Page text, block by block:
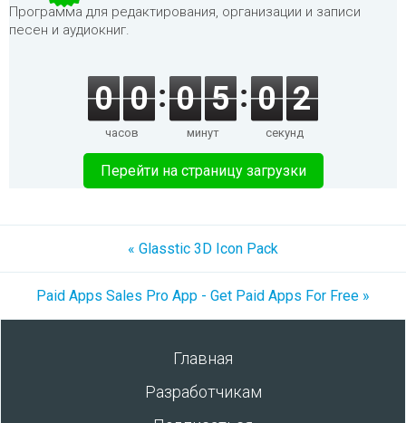
Программа для редактирования, организации и записи
песен и аудиокниг.
0 0
часов
0 5
минут
0 2
секунд
Перейти на страницу загрузки
« Glasstic 3D Icon Pack
Paid Apps Sales Pro App - Get Paid Apps For Free »
Главная
Разработчикам